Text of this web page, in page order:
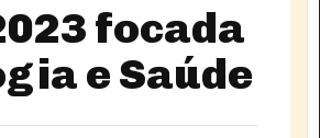
focada
e Saúde